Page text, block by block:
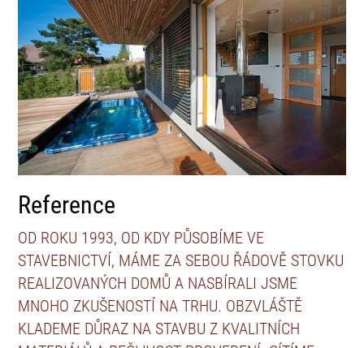
Reference
OD ROKU 1993, OD KDY PŮSOBÍME VE
STAVEBNICTVÍ, MÁME ZA SEBOU ŘÁDOVĚ STOVKU
REALIZOVANÝCH DOMŮ A NASBÍRALI JSME
MNOHO ZKUŠENOSTÍ NA TRHU. OBZVLÁŠTĚ
KLADEME DŮRAZ NA STAVBU Z KVALITNÍCH